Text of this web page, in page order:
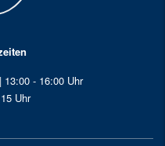
13:00 - 16:00 Uhr
Uhr